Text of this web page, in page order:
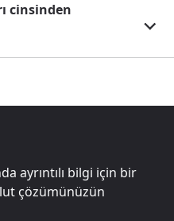
cinsinden
ayrıntılı bilgi için bir
çözümünüzün